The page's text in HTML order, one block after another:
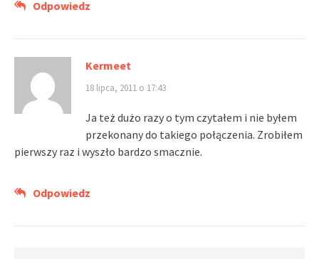
Odpowiedz
Kermeet
18 lipca, 2011 o 17:43
Ja też dużo razy o tym czytałem i nie byłem
przekonany do takiego połączenia. Zrobiłem
pierwszy raz i wyszło bardzo smacznie.
Odpowiedz